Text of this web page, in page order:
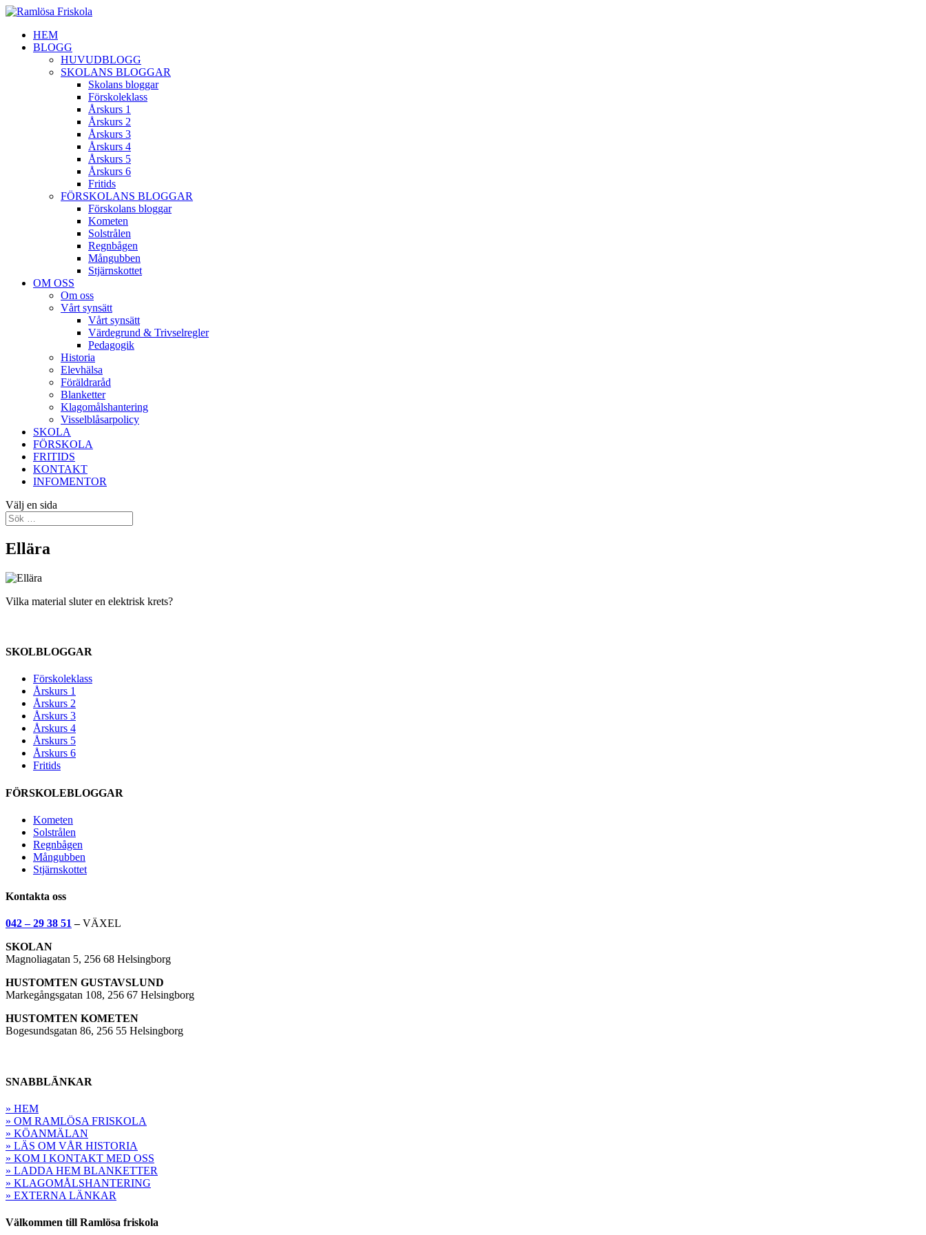
HEM
BLOGG
HUVUDBLOGG
SKOLANS BLOGGAR
Skolans bloggar
Förskoleklass
Årskurs 1
Årskurs 2
Årskurs 3
Årskurs 4
Årskurs 5
Årskurs 6
Fritids
FÖRSKOLANS BLOGGAR
Förskolans bloggar
Kometen
Solstrålen
Regnbågen
Mångubben
Stjärnskottet
OM OSS
Om oss
Vårt synsätt
Vårt synsätt
Värdegrund & Trivselregler
Pedagogik
Historia
Elevhälsa
Föräldraråd
Blanketter
Klagomålshantering
Visselblåsarpolicy
SKOLA
FÖRSKOLA
FRITIDS
KONTAKT
INFOMENTOR
Välj en sida
Ellära
Vilka material sluter en elektrisk krets?
SKOLBLOGGAR
Förskoleklass
Årskurs 1
Årskurs 2
Årskurs 3
Årskurs 4
Årskurs 5
Årskurs 6
Fritids
FÖRSKOLEBLOGGAR
Kometen
Solstrålen
Regnbågen
Mångubben
Stjärnskottet
Kontakta oss
042 – 29 38 51–VÄXEL
SKOLAN
Magnoliagatan 5, 256 68 Helsingborg
HUSTOMTEN GUSTAVSLUND
Markegångsgatan 108, 256 67 Helsingborg
HUSTOMTEN KOMETEN
Bogesundsgatan 86, 256 55 Helsingborg
SNABBLÄNKAR
» HEM
» OM RAMLÖSA FRISKOLA
» KÖANMÄLAN
» LÄS OM VÅR HISTORIA
» KOM I KONTAKT MED OSS
» LADDA HEM BLANKETTER
» KLAGOMÅLSHANTERING
» EXTERNA LÄNKAR
Välkommen till Ramlösa friskola